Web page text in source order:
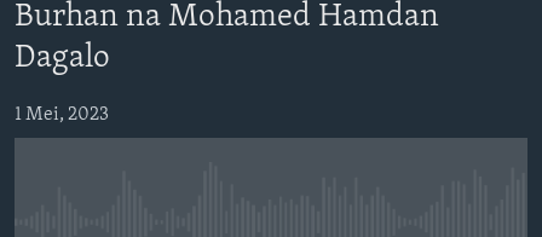
AFRIKA
MAREKANI
DUNIA
Lugha
Burhan na Mohamed Hamdan
Dagalo
1 Mei, 2023